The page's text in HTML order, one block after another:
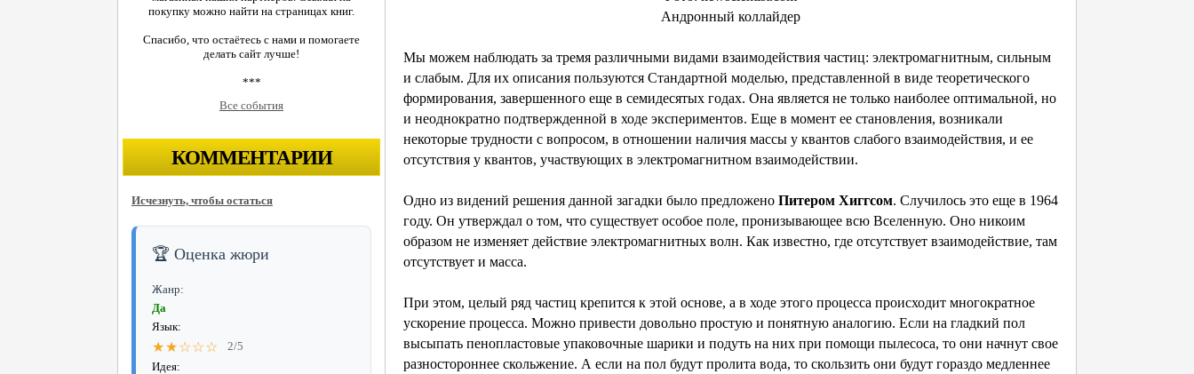
покупку можно найти на страницах книг.
Спасибо, что остаётесь с нами и помогаете
делать сайт лучше!
***
Все события
КОММЕНТАРИИ
Исчезнуть, чтобы остаться
🏆 Оценка жюри
Жанр:
Да
Язык:
★★☆☆☆
2/5
Идея:
Андронный коллайдер
Мы можем наблюдать за тремя различными видами взаимодействия частиц: электромагнитным, сильным
и слабым. Для их описания пользуются Стандартной моделью, представленной в виде теоретического
формирования, завершенного еще в семидесятых годах. Она является не только наиболее оптимальной, но
и неоднократно подтвержденной в ходе экспериментов. Еще в момент ее становления, возникали
некоторые трудности с вопросом, в отношении наличия массы у квантов слабого взаимодействия, и ее
отсутствия у квантов, участвующих в электромагнитном взаимодействии.
Одно из видений решения данной загадки было предложено Питером Хиггсом. Случилось это еще в 1964
году. Он утверждал о том, что существует особое поле, пронизывающее всю Вселенную. Оно никоим
образом не изменяет действие электромагнитных волн. Как известно, где отсутствует взаимодействие, там
отсутствует и масса.
При этом, целый ряд частиц крепится к этой основе, а в ходе этого процесса происходит многократное
ускорение процесса. Можно привести довольно простую и понятную аналогию. Если на гладкий пол
высыпать пенопластовые упаковочные шарики и подуть на них при помощи пылесоса, то они начнут свое
разностороннее скольжение. А если на пол будут пролита вода, то скользить они будут гораздо медленнее